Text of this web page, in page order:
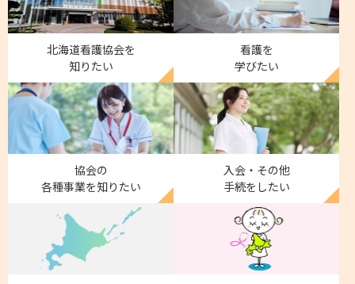
北海道看護協会を
知りたい
看護を
学びたい
協会の
各種事業を知りたい
入会・その他
手続をしたい